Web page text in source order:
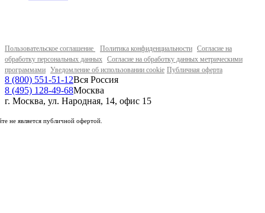
Пользовательское соглашение Политика конфиденциальности Согласие на
обработку персональных данных Согласие на обработку данных метрическими
программами Уведомление об использовании cookie Публичная оферта
8 (800) 551-51-12Вся Россия
8 (495) 128-49-68Москва
г. Москва, ул. Народная, 14, офис 15
не является публичной офертой.